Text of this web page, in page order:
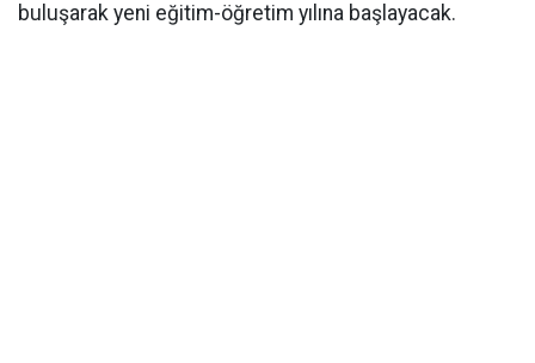
buluşarak yeni eğitim-öğretim yılına başlayacak.